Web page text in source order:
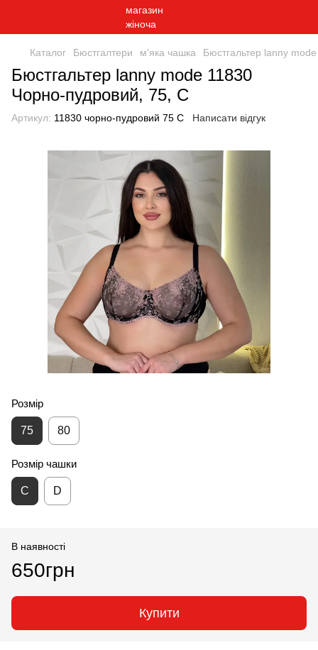
Каталог Бюстгалтери м'яка чашка Бюстгальтер lanny
Бюстгальтер lanny mode 11830
Чорно-пудровий, 75, C
Артикул: 11830 чорно-пудровий 75 С Написати відгук
Розмір
75 80
Розмір чашки
С D
В наявності
650грн
Купити